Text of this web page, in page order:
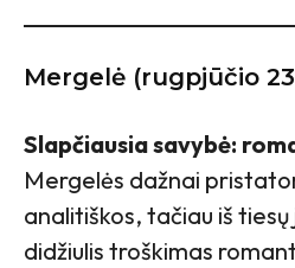
Mergelė (rugpjūčio
Slapčiausia savybė:
Mergelės dažnai
analitiškos, tačiau iš tiesų
didžiulis troškimas